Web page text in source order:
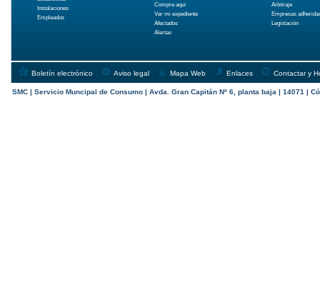
Instalaciones
Empleados
Compre aquí
Ver mi expediente
Afectados
Alertas
Arbitraje
Empresas
Legislación
Boletín electrónico Aviso legal Mapa Web Enlaces Contactar y
SMC | Servicio Muncipal de Consumo | Avda. Gran Capitán Nº 6, planta baja | 14071 |